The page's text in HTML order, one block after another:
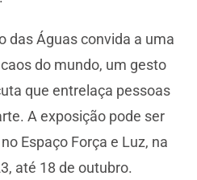
das Águas convida a uma
do mundo, um gesto
que entrelaça pessoas
A exposição pode ser
Espaço Força e Luz, na
até 18 de outubro.